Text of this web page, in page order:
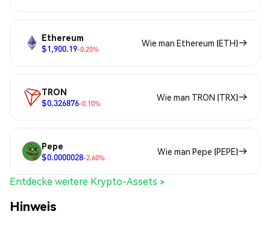
Ethereum
$1,900.19-0.20%
Wie man Ethereum (ETH)
TRON
$0.326876-0.10%
Wie man TRON (TRX)
Pepe
$0.0000028-2.60%
Wie man Pepe (PEPE)
Entdecke weitere Krypto-Assets >
Hinweis